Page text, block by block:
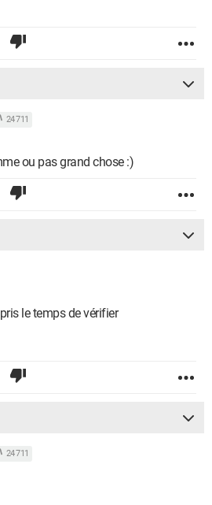
24 711
ou pas grand chose :)
le temps de vérifier
24 711